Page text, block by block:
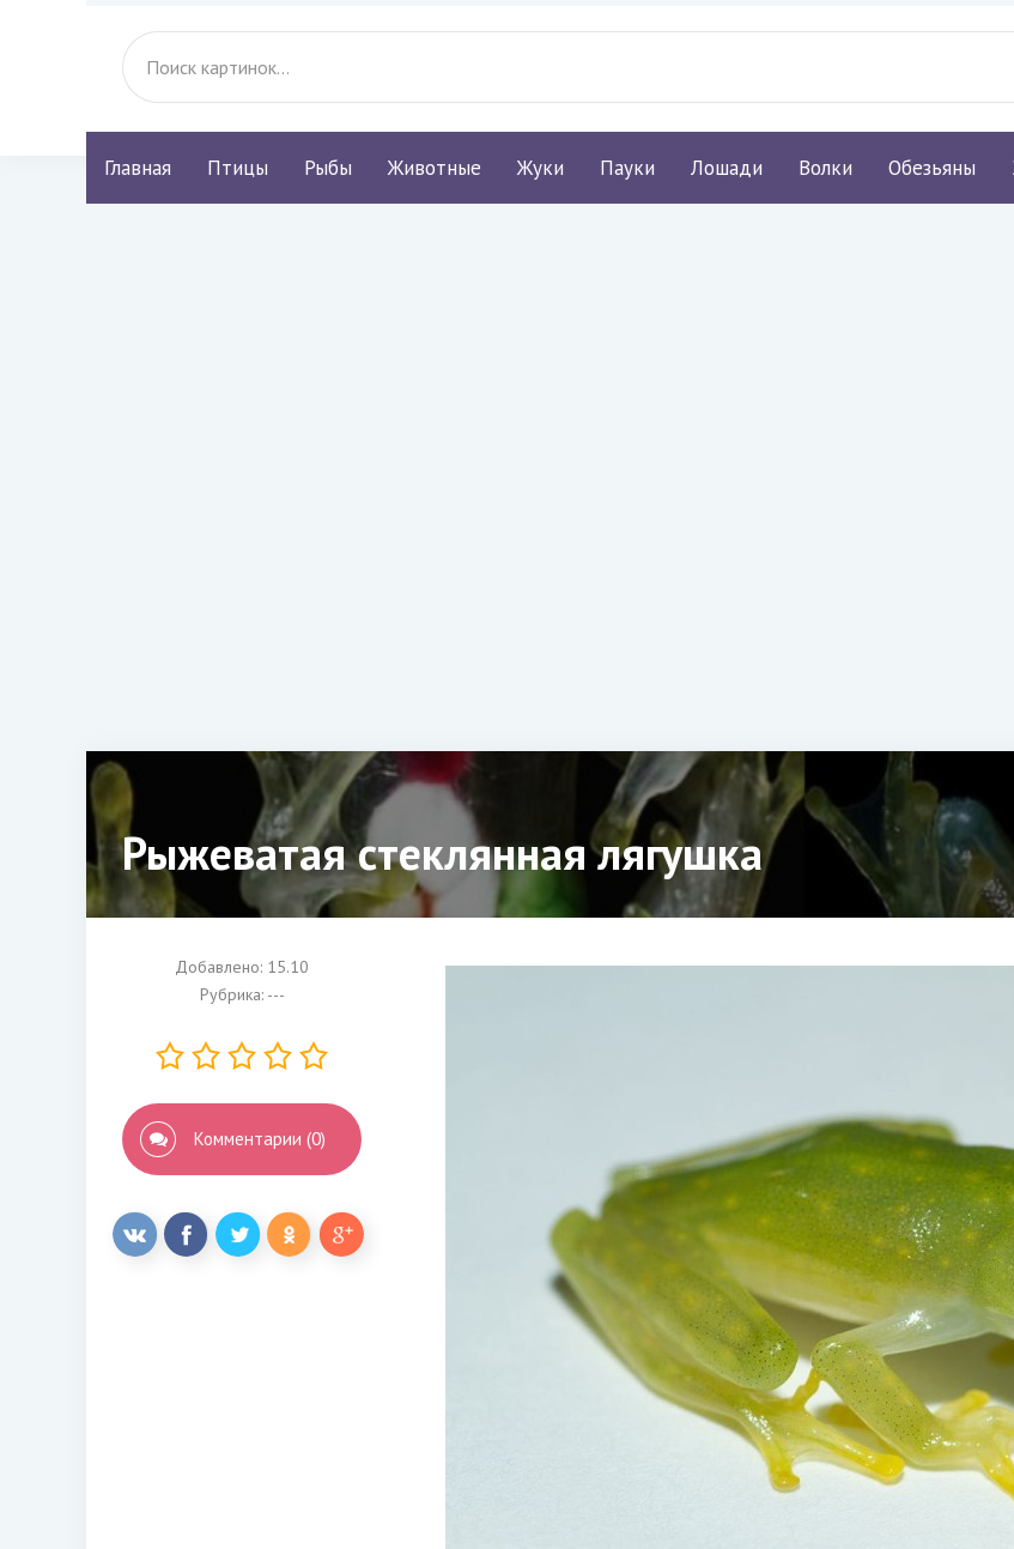
Главная Птицы Рыбы Животные Жуки Пауки Лошади Волки Обезьяны
Рыжеватая стеклянная лягушка
Добавлено: 15.10
Рубрика: ---
Комментарии (0)